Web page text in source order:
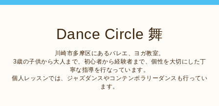
Dance Circle 舞
川崎市多摩区にあるバレエ、ヨガ教室。
3歳の子供から大人まで、初心者から経験者まで、個性を大切にした丁
寧な指導を行なっています。
個人レッスンでは、ジャズダンスやコンテンポラリーダンスも行ってい
ます。